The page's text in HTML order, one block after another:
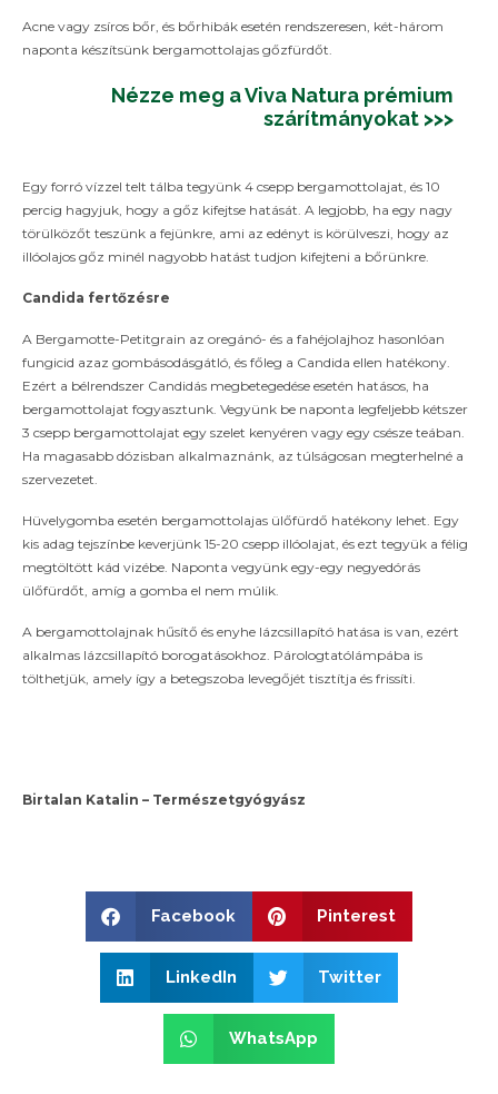
Acne vagy zsíros bőr, és bőrhibák esetén rendszeresen, két-három
naponta készítsünk bergamottolajas gőzfürdőt.
Nézze meg a Viva Natura prémium
szárítmányokat >>>
Egy forró vízzel telt tálba tegyünk 4 csepp bergamottolajat, és 10
percig hagyjuk, hogy a gőz kifejtse hatását. A legjobb, ha egy nagy
törülközőt teszünk a fejünkre, ami az edényt is körülveszi, hogy az
illóolajos gőz minél nagyobb hatást tudjon kifejteni a bőrünkre.
Candida fertőzésre
A Bergamotte-Petitgrain az oregánó- és a fahéjolajhoz hasonlóan
fungicid azaz gombásodásgátló, és főleg a Candida ellen hatékony.
Ezért a bélrendszer Candidás megbetegedése esetén hatásos, ha
bergamottolajat fogyasztunk. Vegyünk be naponta legfeljebb kétszer
3 csepp bergamottolajat egy szelet kenyéren vagy egy csésze teában.
Ha magasabb dózisban alkalmaznánk, az túlságosan megterhelné a
szervezetet.
Hüvelygomba esetén bergamottolajas ülőfürdő hatékony lehet. Egy
kis adag tejszínbe keverjünk 15-20 csepp illóolajat, és ezt tegyük a félig
megtöltött kád vizébe. Naponta vegyünk egy-egy negyedórás
ülőfürdőt, amíg a gomba el nem múlik.
A bergamottolajnak hűsítő és enyhe lázcsillapító hatása is van, ezért
alkalmas lázcsillapító borogatásokhoz. Párologtatólámpába is
tölthetjük, amely így a betegszoba levegőjét tisztítja és frissíti.
Birtalan Katalin – Természetgyógyász
Facebook Pinterest
LinkedIn Twitter
WhatsApp